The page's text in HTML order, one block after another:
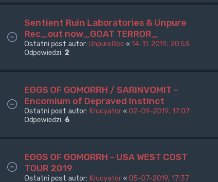
Sentient Ruin Laboratories & Unpure
Rec_out now_GOAT TERROR_
Ostatni post autor: UnpureRec « 14-11-2019, 20:53
Odpowiedzi: 2
EGGS OF GOMORRH / SARINVOMIT -
Encomium of Depraved Instinct
Ostatni post autor: Krucyator « 02-09-2019, 17:07
Odpowiedzi: 6
EGGS OF GOMORRH - USA WEST COST
TOUR 2019
Ostatni post autor: Krucyator « 05-07-2019, 17:37